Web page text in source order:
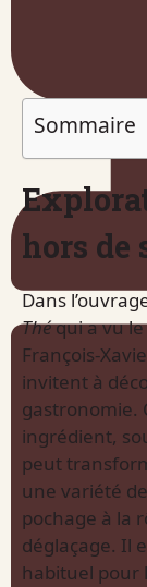
Sommaire
hors de
Dans
Théqui a vu
François-
invitent à
gastronomie.
ingrédient,
peut
une variété
pochage à la
déglaçage. Il
habituel pour